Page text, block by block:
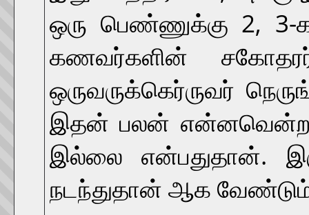
ஒரு பெண்ணுக்கு 2,
கணவர்களின்
ஒருவருக்கெர்ருவர்
இதன் பலன்
இல்லை என்பதுதான்.
நடந்துதான் ஆக